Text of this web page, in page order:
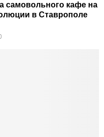
самовольного кафе на
в Ставрополе